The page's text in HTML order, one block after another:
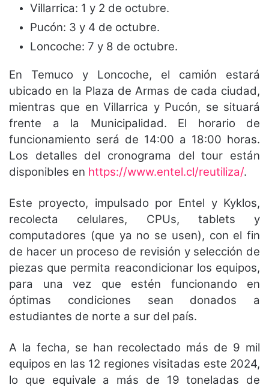
Villarrica: 1 y 2 de octubre.
Pucón: 3 y 4 de octubre.
Loncoche: 7 y 8 de octubre.
En Temuco y Loncoche, el camión estará
ubicado en la Plaza de Armas de cada ciudad,
mientras que en Villarrica y Pucón, se situará
frente a la Municipalidad. El horario de
funcionamiento será de 14:00 a 18:00 horas.
Los detalles del cronograma del tour están
disponibles en https://www.entel.cl/reutiliza/.
Este proyecto, impulsado por Entel y Kyklos,
recolecta celulares, CPUs, tablets y
computadores (que ya no se usen), con el fin
de hacer un proceso de revisión y selección de
piezas que permita reacondicionar los equipos,
para una vez que estén funcionando en
óptimas condiciones sean donados a
estudiantes de norte a sur del país.
A la fecha, se han recolectado más de 9 mil
equipos en las 12 regiones visitadas este 2024,
lo que equivale a más de 19 toneladas de